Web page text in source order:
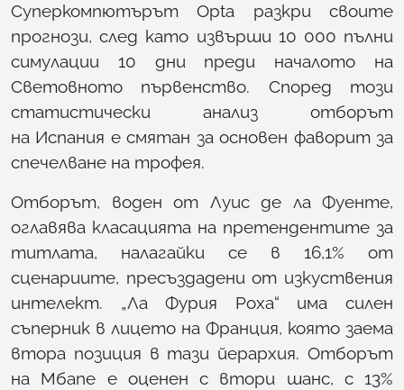
Суперкомпютърът Opta разкри своите
прогнози, след като извърши 10 000 пълни
симулации 10 дни преди началото на
Световното първенство. Според този
статистически анализ отборът
на Испания е смятан за основен фаворит за
спечелване на трофея.
Отборът, воден от Луис де ла Фуенте,
оглавява класацията на претендентите за
титлата, налагайки се в 16,1% от
сценариите, пресъздадени от изкуствения
интелект. „Ла Фурия Роха“ има силен
съперник в лицето на Франция, която заема
втора позиция в тази йерархия. Отборът
на Мбапе е оценен с втори шанс, с 13%